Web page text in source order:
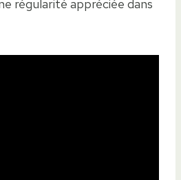
régularité appréciée dans